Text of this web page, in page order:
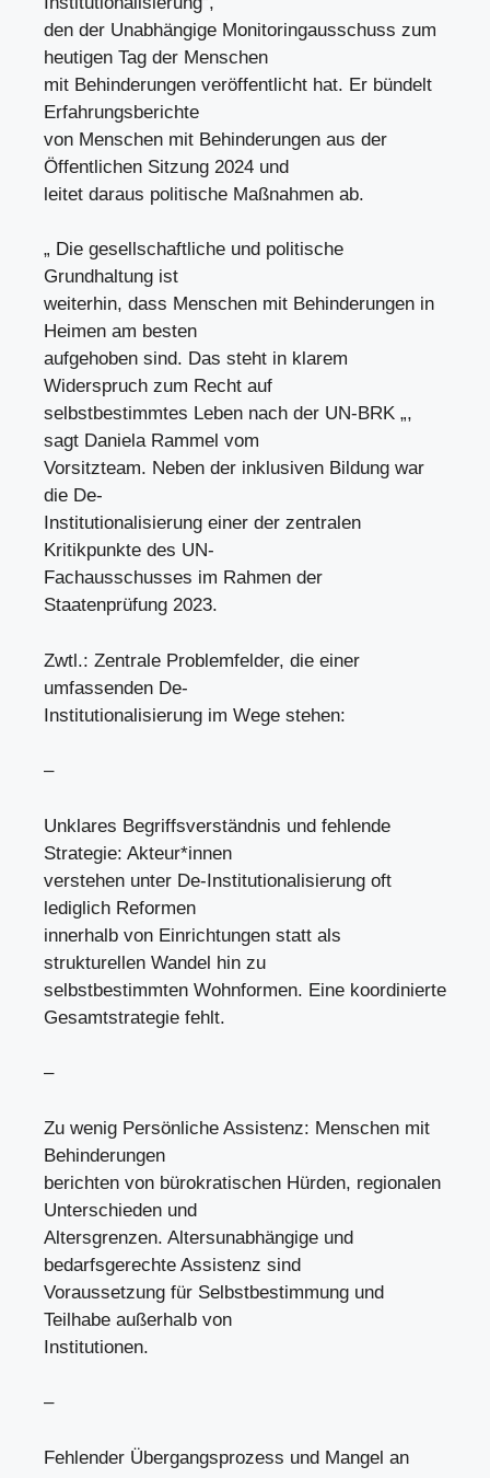
den der Unabhängige Monitoringausschuss zum
heutigen Tag der Menschen
mit Behinderungen veröffentlicht hat. Er bündelt
Erfahrungsberichte
von Menschen mit Behinderungen aus der
Öffentlichen Sitzung 2024 und
leitet daraus politische Maßnahmen ab.
„ Die gesellschaftliche und politische
Grundhaltung ist
weiterhin, dass Menschen mit Behinderungen in
Heimen am besten
aufgehoben sind. Das steht in klarem
Widerspruch zum Recht auf
selbstbestimmtes Leben nach der UN-BRK „,
sagt Daniela Rammel vom
Vorsitzteam. Neben der inklusiven Bildung war
die De-
Institutionalisierung einer der zentralen
Kritikpunkte des UN-
Fachausschusses im Rahmen der
Staatenprüfung 2023.
Zwtl.: Zentrale Problemfelder, die einer
umfassenden De-
Institutionalisierung im Wege stehen:
–
Unklares Begriffsverständnis und fehlende
Strategie: Akteur*innen
verstehen unter De-Institutionalisierung oft
lediglich Reformen
innerhalb von Einrichtungen statt als
strukturellen Wandel hin zu
selbstbestimmten Wohnformen. Eine koordinierte
Gesamtstrategie fehlt.
–
Zu wenig Persönliche Assistenz: Menschen mit
Behinderungen
berichten von bürokratischen Hürden, regionalen
Unterschieden und
Altersgrenzen. Altersunabhängige und
bedarfsgerechte Assistenz sind
Voraussetzung für Selbstbestimmung und
Teilhabe außerhalb von
Institutionen.
–
Fehlender Übergangsprozess und Mangel an